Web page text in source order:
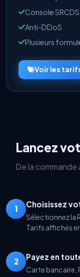
Console SRCDS
Anti-DDoS
Plusieurs
Voir les
Lancez
De la
1 Choisissez
Sélectionnez la
Tarifs affichés
2 Payez en
Carte bancaire,